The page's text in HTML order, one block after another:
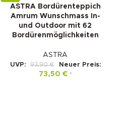
ASTRA Bordürenteppich
Amrum Wunschmass In-
und Outdoor mit 62
Bordürenmöglichkeiten
ASTRA
UVP: 93,90€ Neuer Preis:
73,50 € *